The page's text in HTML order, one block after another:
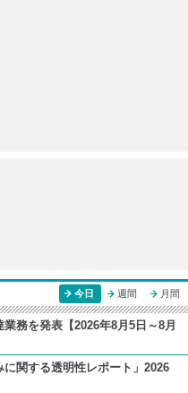
今日 週間 月間
務を発表【2026年8月5日～8月
関する透明性レポート」2026